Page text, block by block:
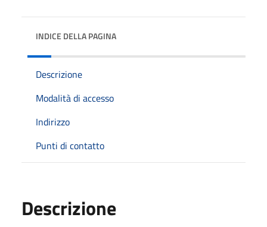
INDICE DELLA PAGINA
Descrizione
Modalità di accesso
Indirizzo
Punti di contatto
Descrizione